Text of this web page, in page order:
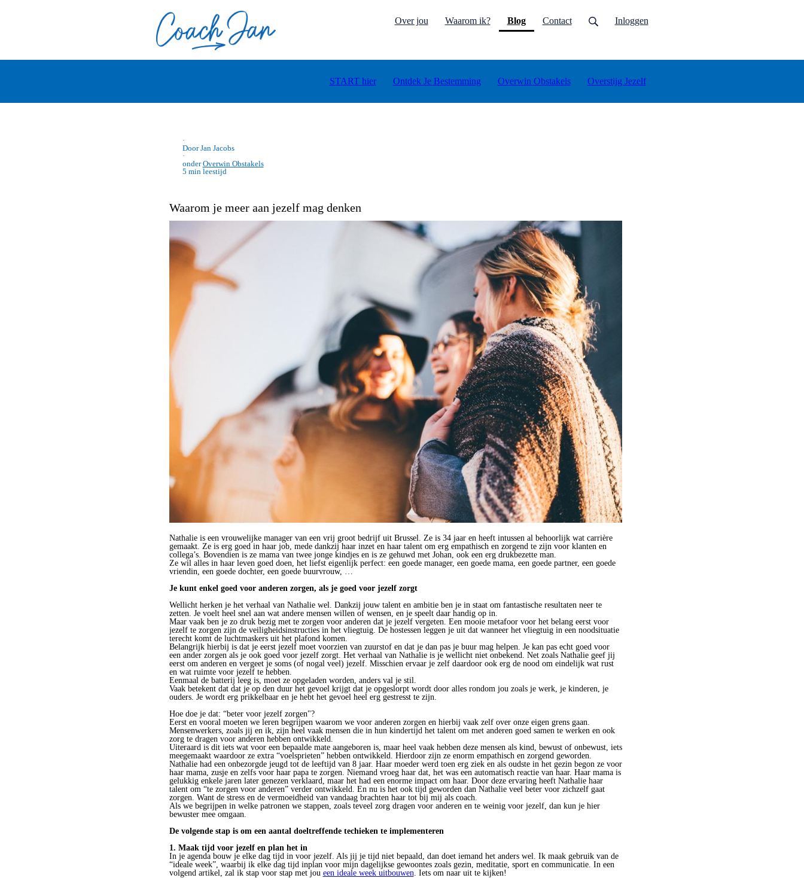
Over jou Waarom ik? Blog(current)
Contact Inloggen
START hier Ontdek Je Bestemming Overwin Obstakels Overstijg Jezelf
·
Door Jan Jacobs
·
onderOverwin Obstakels
5 min leestijd
Waarom je meer aan jezelf mag denken
Nathalie is een vrouwelijke manager van een vrij groot bedrijf uit Brussel. Ze is 34 jaar en heeft intussen al behoorlijk wat carrière
gemaakt. Ze is erg goed in haar job, mede dankzij haar inzet en haar talent om erg empathisch en zorgend te zijn voor klanten en
collega’s. Bovendien is ze mama van twee jonge kindjes en is ze gehuwd met Johan, ook een erg drukbezette man.
Ze wil alles in haar leven goed doen, het liefst eigenlijk perfect: een goede manager, een goede mama, een goede partner, een goede
vriendin, een goede dochter, een goede buurvrouw, …
Je kunt enkel goed voor anderen zorgen, als je goed voor jezelf zorgt
Wellicht herken je het verhaal van Nathalie wel. Dankzij jouw talent en ambitie ben je in staat om fantastische resultaten neer te
zetten. Je voelt heel snel aan wat andere mensen willen of wensen, en je speelt daar handig op in.
Maar vaak ben je zo druk bezig met te zorgen voor anderen dat je jezelf vergeten. Een mooie metafoor voor het belang eerst voor
jezelf te zorgen zijn de veiligheidsinstructies in het vliegtuig. De hostessen leggen je uit dat wanneer het vliegtuig in een noodsituatie
terecht komt de luchtmaskers uit het plafond komen.
Belangrijk hierbij is dat je eerst jezelf moet voorzien van zuurstof en dat je dan pas je buur mag helpen. Je kan pas echt goed voor
een ander zorgen als je ook goed voor jezelf zorgt. Het verhaal van Nathalie is je wellicht niet onbekend. Net zoals Nathalie geef jij
eerst om anderen en vergeet je soms (of nogal veel) jezelf. Misschien ervaar je zelf daardoor ook erg de nood om eindelijk wat rust
en wat ruimte voor jezelf te hebben.
Eenmaal de batterij leeg is, moet ze opgeladen worden, anders val je stil.
Vaak betekent dat dat je op den duur het gevoel krijgt dat je opgeslorpt wordt door alles rondom jou zoals je werk, je kinderen, je
ouders. Je wordt erg prikkelbaar en je hebt het gevoel heel erg gestresst te zijn.
Hoe doe je dat: “beter voor jezelf zorgen"?
Eerst en vooral moeten we leren begrijpen waarom we voor anderen zorgen en hierbij vaak zelf over onze eigen grens gaan.
Mensenwerkers, zoals jij en ik, zijn heel vaak mensen die in hun kindertijd het talent om met anderen goed samen te werken en ook
zorg te dragen voor anderen hebben ontwikkeld.
Uiteraard is dit iets wat voor een bepaalde mate aangeboren is, maar heel vaak hebben deze mensen als kind, bewust of onbewust, iets
meegemaakt waardoor ze extra “voelsprieten” hebben ontwikkeld. Hierdoor zijn ze enorm empathisch en zorgend geworden.
Nathalie had een onbezorgde jeugd tot de leeftijd van 8 jaar. Haar moeder werd toen erg ziek en als oudste in het gezin begon ze voor
haar mama, zusje en zelfs voor haar papa te zorgen. Niemand vroeg haar dat, het was een automatisch reactie van haar. Haar mama is
gelukkig enkele jaren later genezen verklaard, maar het had een enorme impact om haar. Door deze ervaring heeft Nathalie haar
talent om “te zorgen voor anderen” verder ontwikkeld. En nu is het ook tijd geworden dan Nathalie veel beter voor zichzelf gaat
zorgen. Want de stress en de vermoeidheid van vandaag brachten haar tot bij mij als coach.
Als we begrijpen in welke patronen we stappen, zoals teveel zorg dragen voor anderen en te weinig voor jezelf, dan kun je hier
bewuster mee omgaan.
De volgende stap is om een aantal doeltreffende techieken te implementeren
1. Maak tijd voor jezelf en plan het in
In je agenda bouw je elke dag tijd in voor jezelf. Als jij je tijd niet bepaald, dan doet iemand het anders wel. Ik maak gebruik van de
“ideale week”, waarbij ik elke dag tijd inplan voor mijn dagelijkse gewoontes zoals gezin, meditatie, sport en communicatie. In een
volgend artikel, zal ik stap voor stap met jou een ideale week uitbouwen . Iets om naar uit te kijken!